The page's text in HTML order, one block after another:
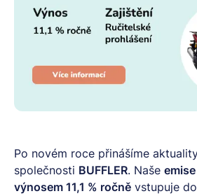
Po novém roce přinášíme
společnosti BUFFLER. Naše
výnosem 11,1 % ročně vstupuje